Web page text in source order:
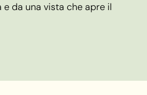
da una vista che apre il